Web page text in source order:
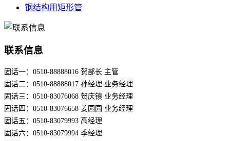
钢结构用矩形管
联系信息
固话一：0510-88888016 贺部长 主管
固话二：0510-88888017 孙经理 业务经理
固话三：0510-83076068 贺庆镇 业务经理
固话四：0510-83076658 姜园园 业务经理
固话五：0510-83079993 高经理
固话六：0510-83079994 季经理